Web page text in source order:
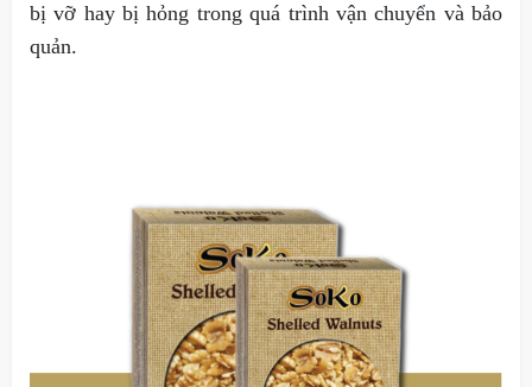
bị vỡ hay bị hỏng trong quá trình vận chuyển và bảo
quản.